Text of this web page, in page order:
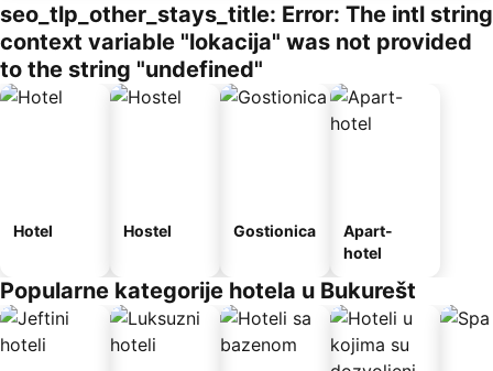
seo_tlp_other_stays_title: Error: The intl string
context variable "lokacija" was not provided
to the string "undefined"
Hotel Hostel Gostionica
Apart-
hotel
Popularne kategorije hotela u Bukurešt